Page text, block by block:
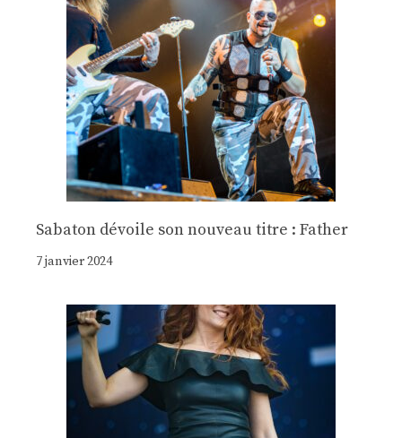
Sabaton dévoile son nouveau titre : Father
7 janvier 2024